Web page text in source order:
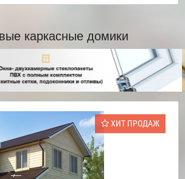
каркасные домики
ХИТ ПРОДАЖ